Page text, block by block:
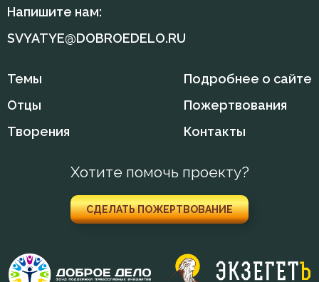
Напишите нам:
SVYATYE@DOBROEDELO.RU
Темы
Отцы
Творения
Подробнее о сайте
Пожертвования
Контакты
Хотите помочь проекту?
СДЕЛАТЬ ПОЖЕРТВОВАНИЕ